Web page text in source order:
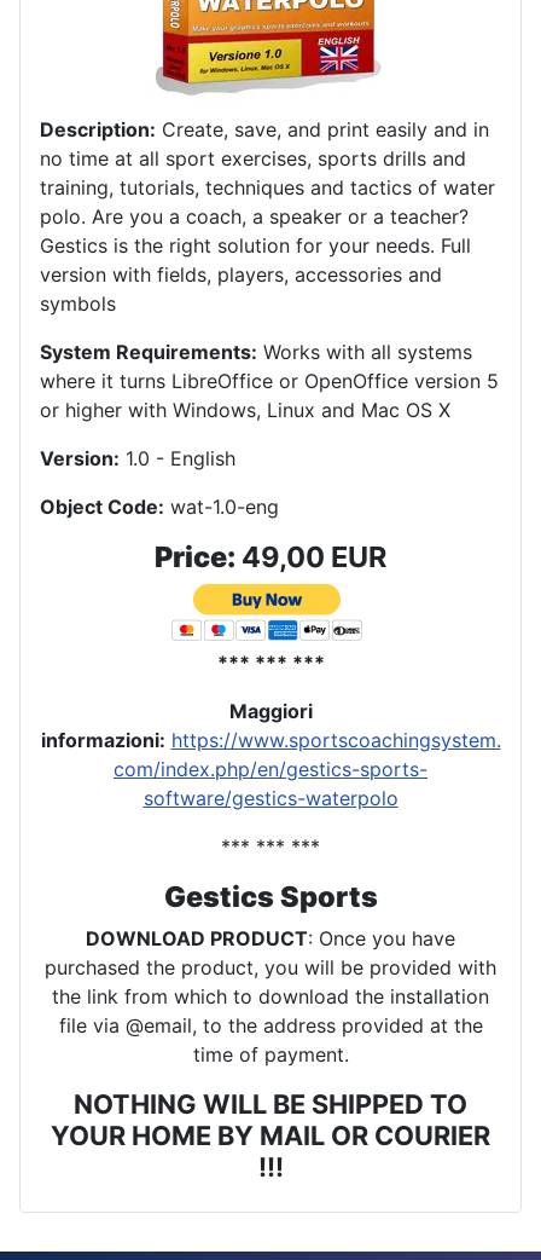
Description: Create, save, and print easily and in
no time at all sport exercises, sports drills and
training, tutorials, techniques and tactics of water
polo. Are you a coach, a speaker or a teacher?
Gestics is the right solution for your needs. Full
version with fields, players, accessories and
symbols
System Requirements: Works with all systems
where it turns LibreOffice or OpenOffice version 5
or higher with Windows, Linux and Mac OS X
Version: 1.0 - English
Object Code: wat-1.0-eng
Price: 49,00 EUR
*** *** ***
Maggiori
informazioni: https://www.sportscoachingsystem.
com/index.php/en/gestics-sports-
software/gestics-waterpolo
*** *** ***
Gestics Sports
DOWNLOAD PRODUCT: Once you have
purchased the product, you will be provided with
the link from which to download the installation
file via @email, to the address provided at the
time of payment.
NOTHING WILL BE SHIPPED TO
YOUR HOME BY MAIL OR COURIER
!!!